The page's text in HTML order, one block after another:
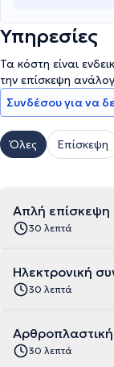
Υπηρεσίες
Τα κόστη είναι
την επίσκεψη
Συνδέσου για να
Όλες Επίσκεψη
Απλή επίσκεψη
30 λεπτά
Ηλεκτρονική
30 λεπτά
30 λεπτά